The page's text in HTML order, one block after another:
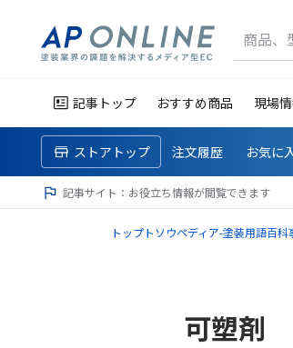
商品、
記事トップ おすすめ商品 現場
ストアトップ 注文履歴 お気に
記事サイト：お役立ち情報が閲覧できます
トップトソウペディア-塗装用語百科
可塑剤